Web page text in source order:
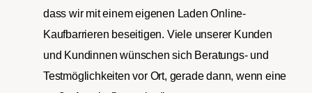
dass wir mit einem eigenen Laden Online-
Kaufbarrieren beseitigen. Viele unserer Kunden
und Kundinnen wünschen sich Beratungs- und
Testmöglichkeiten vor Ort, gerade dann, wenn eine